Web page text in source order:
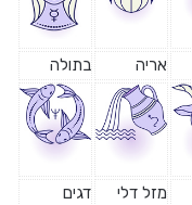
אריה בתולה
מזל דלי דגים